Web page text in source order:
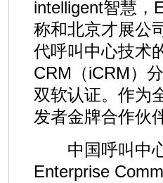
intelligent智慧，
称和北京才展公
代呼叫中心技术
CRM（iCRM）
双软认证。作为
发者金牌合作伙
中国呼叫中心
Enterprise